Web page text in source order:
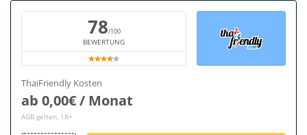
78/100
BEWERTUNG
ThaiFriendly Kosten
ab 0,00€ / Monat
AGB gelten, 18+